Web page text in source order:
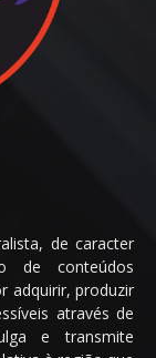
de caracter
de conteúdos
adquirir, produzir
através de
e transmite